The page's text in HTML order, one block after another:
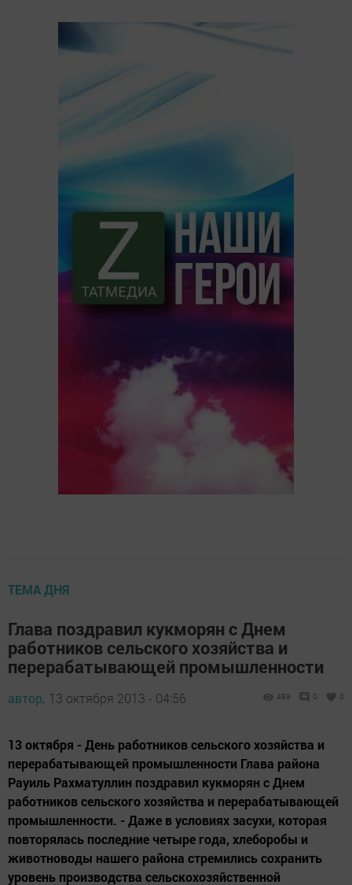
ТЕМА ДНЯ
Глава поздравил кукморян с Днем
работников сельского хозяйства и
перерабатывающей промышленности
автор, 13 октября 2013 - 04:56 489 0 0
13 октября - День работников сельского хозяйства и
перерабатывающей промышленности Глава района
Рауиль Рахматуллин поздравил кукморян с Днем
работников сельского хозяйства и перерабатывающей
промышленности. - Даже в условиях засухи, которая
повторялась последние четыре года, хлеборобы и
животноводы нашего района стремились сохранить
уровень производства сельскохозяйственной